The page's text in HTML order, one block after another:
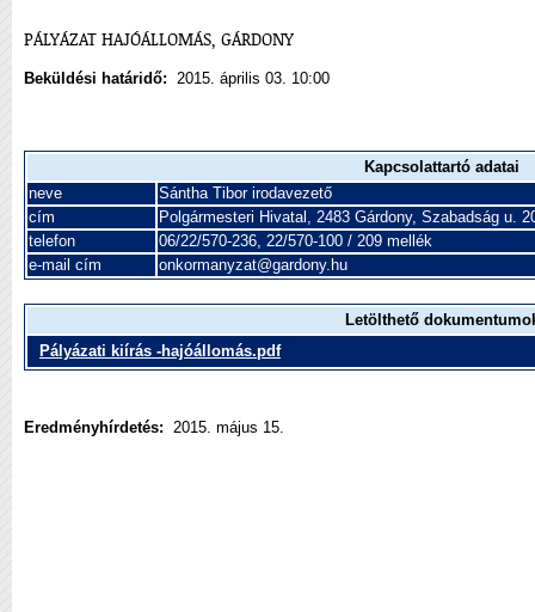
PÁLYÁZAT HAJÓÁLLOMÁS, GÁRDONY
Beküldési határidő: 2015. április 03. 10:00
Kapcsolattartó adatai
neve
Sántha Tibor irodavezető
cím
Polgármesteri Hivatal, 2483 Gárdony, Szabadság u.
telefon
06/22/570-236, 22/570-100 / 209 mellék
e-mail cím
onkormanyzat@gardony.hu
Letölthető
Pályázati kiírás -hajóállomás.pdf
Eredményhírdetés: 2015. május 15.